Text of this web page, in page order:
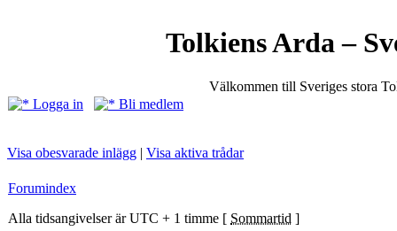
Tolkiens Arda –
Välkommen till Sveriges stora
Logga in
Bli medlem
Visa obesvarade inlägg | Visa aktiva trådar
Forumindex
Alla tidsangivelser är UTC + 1 timme [ Sommartid ]